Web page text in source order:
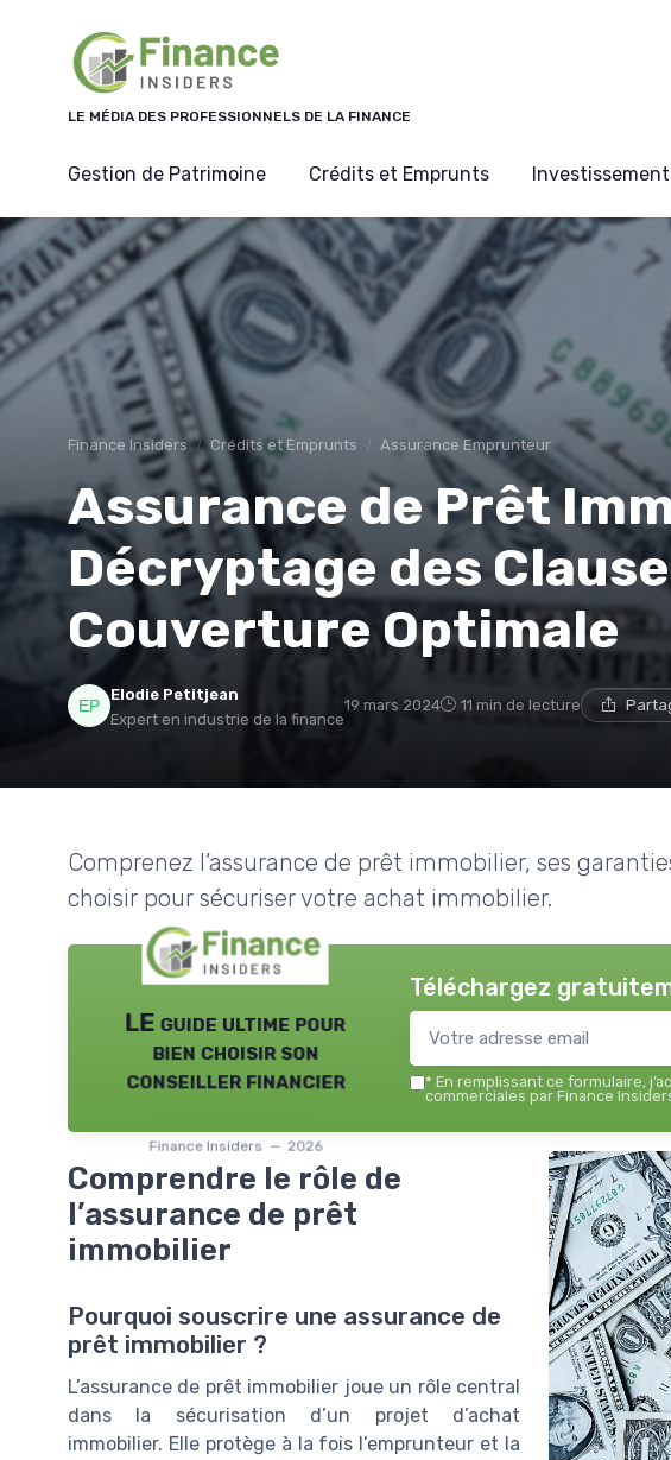
LE MÉDIA DES PROFESSIONNELS DE LA FINANCE
Gestion de Patrimoine Crédits et Emprunts
Finance Insiders Crédits et Emprunts Assurance Emprunteur
Assurance de Prêt
Décryptage des
Couverture Optimale
Elodie Petitjean
Expert en industrie de la finance
19 mars 2024 11 min de lecture
Comprenez l’assurance de prêt immobilier, ses
choisir pour sécuriser votre achat immobilier.
LE guide ultime pour
bien choisir son
conseiller financier
Finance Insiders — 2026
Téléchargez
* En remplissant ce formulaire,
commerciales par Finance
Comprendre le rôle de
l’assurance de prêt
immobilier
Pourquoi souscrire une assurance de
prêt immobilier ?
L’assurance de prêt immobilier joue un rôle central
dans la sécurisation d’un projet d’achat
immobilier. Elle protège à la fois l’emprunteur et la